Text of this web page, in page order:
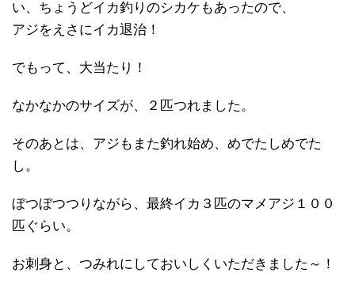
い、ちょうどイカ釣りのシカケもあったので、
アジをえさにイカ退治！
でもって、大当たり！
なかなかのサイズが、２匹つれました。
そのあとは、アジもまた釣れ始め、めでたしめでた
し。
ぼつぼつつりながら、最終イカ３匹のマメアジ１００
匹ぐらい。
お刺身と、つみれにしておいしくいただきました～！